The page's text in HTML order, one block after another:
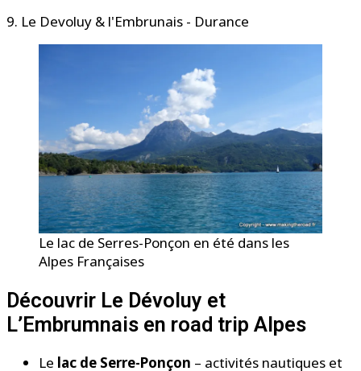
9. Le Devoluy & l'Embrunais - Durance
Le lac de Serres-Ponçon en été dans les
Alpes Françaises
Découvrir Le Dévoluy et
L’Embrumnais en road trip Alpes
Le lac de Serre-Ponçon – activités nautiques et